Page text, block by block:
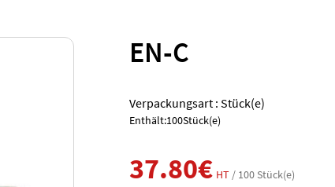
EN-C
Verpackungsart : Stück(e)
Enthält:100Stück(e)
37.80€ HT / 100 Stück(e)